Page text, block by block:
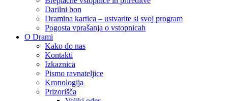
Darilni bon
Dramina kartica – ustvarite si svoj program
Pogosta vprašanja o vstopnicah
O Drami
Kako do nas
Kontakti
Izkaznica
Pismo ravnateljice
Kronologija
Prizorišča